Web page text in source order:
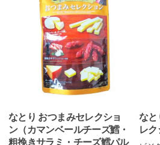
なとり おつまみセレクショ
ン（カマンベールチーズ鱈・
粗挽きサラミ・チーズ鱈パル
なと
レ